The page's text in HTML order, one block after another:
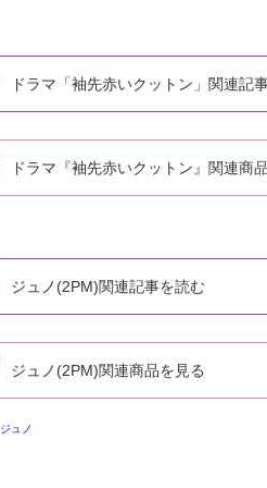
ドラマ「袖先赤いクットン」関連記
ドラマ『袖先赤いクットン』関連商
ジュノ(2PM)関連記事を読む
ジュノ(2PM)関連商品を見る
ジュノ